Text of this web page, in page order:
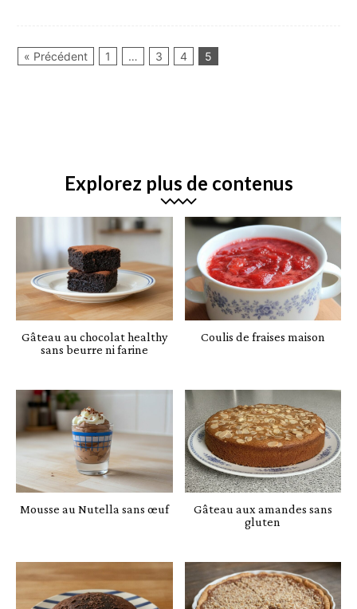
« Précédent 1 … 3 4 5
Explorez plus de contenus
Gâteau au chocolat healthy
sans beurre ni farine
Coulis de fraises maison
Mousse au Nutella sans œuf
Gâteau aux amandes sans
gluten